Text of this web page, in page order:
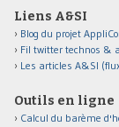
Liens A&SI
Blog du projet
Fil twitter technos &
Les articles A&SI
Outils en ligne
Calcul du barème